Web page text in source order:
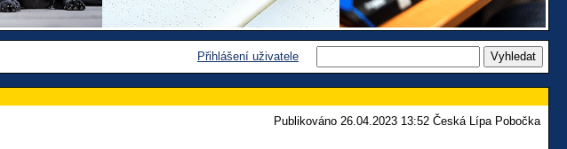
Přihlášení uživatele
Publikováno 26.04.2023 13:52 Česká Lípa Pobočka